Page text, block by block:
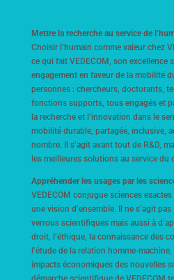
Mettre la recherche au service de
Choisir l’humain comme valeur chez
ce qui fait VEDECOM, son excellence
engagement en faveur de la mobilité
personnes : chercheurs, doctorants,
fonctions supports, tous engagés et
la recherche et l’innovation dans le
mobilité durable, partagée, inclusive,
nombre. Il s’agit avant tout de R&D,
les meilleures solutions au service du
Appréhender les usages par les
VEDECOM conjugue sciences
une vision d’ensemble. Il ne s’agit
verrous scientifiques mais aussi à
droit, l’éthique, la connaissance des
l’étude de la relation homme-
impacts économiques des nouvelles